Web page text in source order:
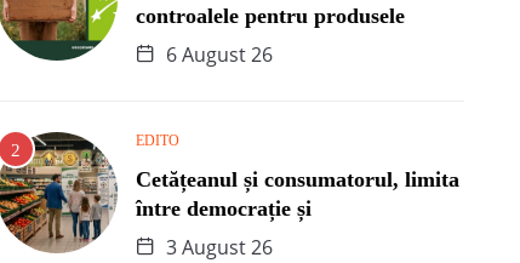
controalele pentru produsele
6 August 26
EDITO
Cetățeanul și consumatorul, limita
între democrație și
3 August 26